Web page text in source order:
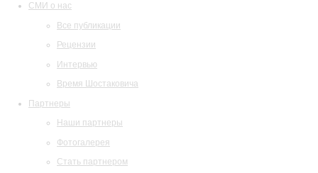
СМИ о нас
Все публикации
Рецензии
Интервью
Время Шостаковича
Партнеры
Наши партнеры
Фотогалерея
Стать партнером